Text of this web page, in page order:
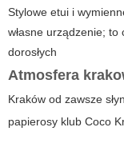
Stylowe etui i
własne urządzenie; to
dorosłych
Atmosfera
Kraków od zawsze
papierosy klub Coco